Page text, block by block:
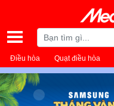
Điều hòa Quạt điều hòa